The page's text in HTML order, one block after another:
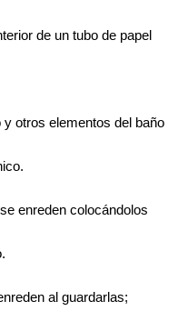
de un tubo de papel
otros elementos del baño
enreden colocándolos
al guardarlas;